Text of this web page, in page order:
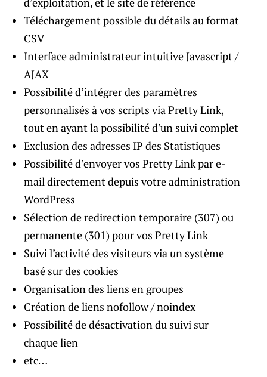
Téléchargement possible du détails au format
CSV
Interface administrateur intuitive Javascript /
AJAX
Possibilité d’intégrer des paramètres
personnalisés à vos scripts via Pretty Link,
tout en ayant la possibilité d’un suivi complet
Exclusion des adresses IP des Statistiques
Possibilité d’envoyer vos Pretty Link par e-
mail directement depuis votre administration
WordPress
Sélection de redirection temporaire (307) ou
permanente (301) pour vos Pretty Link
Suivi l’activité des visiteurs via un système
basé sur des cookies
Organisation des liens en groupes
Création de liens nofollow / noindex
Possibilité de désactivation du suivi sur
chaque lien
etc…